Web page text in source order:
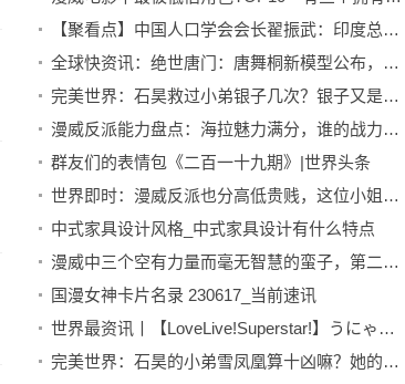
【聚看点】中国人口学会会长翟振武：印度总人口虽多但劳动参与率仅51%，远低于中国
全球快资讯：绝世唐门：唐舞桐新模型公布，刘海问题被解决，成功继承小舞颜值
完美世界：石昊救过小弟银子几次？银子又是如何回报石昊的？
漫威反派能力盘点：海拉魅力满分，谁的战力最强，智力最高？-焦点热议
群友们的表情包《二百一十九期》|世界头条
世界即时：漫威反派也分高低贵贱，这位小姐姐将不得不走上邪恶的不归路
中式家具设计风格_中式家具设计有什么特点
漫威中三个空有力量而毫无智慧的蛮子，第二个是漫威中的人间之神|全球微资讯
国漫女神卡片名录 230617_当前速讯
世界最资讯丨【LoveLive!Superstar!】うにゃ短篇—第七十一期
完美世界：石昊的小弟雪凤凰算十凶嘛？她的结局如何？ 每日速递